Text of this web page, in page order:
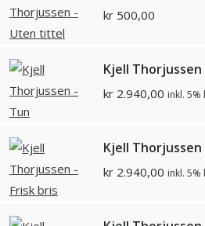
kr 500,00
Kjell Thorjussen
kr 2.940,00 inkl. 5%
Kjell Thorjussen
kr 2.940,00 inkl. 5%